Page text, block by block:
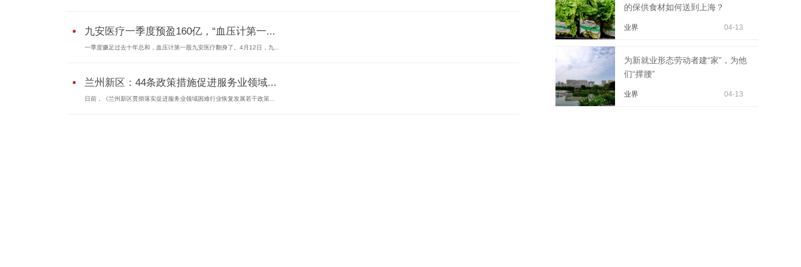
九安医疗一季度预盈160亿，“血压计第一...
一季度赚足过去十年总和，血压计第一股九安医疗翻身了。4月12日，九...
兰州新区：44条政策措施促进服务业领域...
日前，《兰州新区贯彻落实促进服务业领域困难行业恢复发展若干政策...
的保供食材如何送到上海？
业界 04-13
为新就业形态劳动者建“家”，为他
们“撑腰”
业界 04-13